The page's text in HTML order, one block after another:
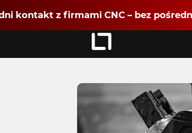
kontakt z firmami CNC – bez
Zaloguj się
jako
Dołącz jako Partner CNC